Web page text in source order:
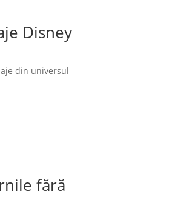
Disney
din universul
fără